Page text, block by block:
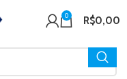
0 R$0,00